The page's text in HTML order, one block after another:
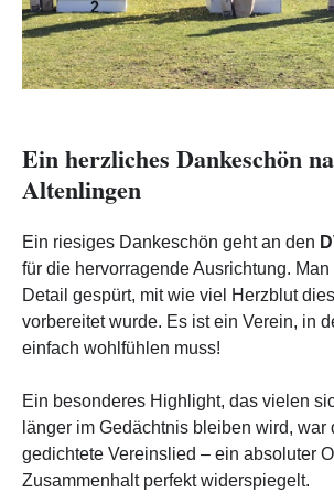
Ein herzliches Dankeschön
Altenlingen
Ein riesiges Dankeschön geht an den
für die hervorragende Ausrichtung.
Detail gespürt, mit wie viel Herzblut
vorbereitet wurde. Es ist ein Verein, in
einfach wohlfühlen muss!
Ein besonderes Highlight, das vielen
länger im Gedächtnis bleiben wird, war
gedichtete Vereinslied – ein absoluter
Zusammenhalt perfekt widerspiegelt.